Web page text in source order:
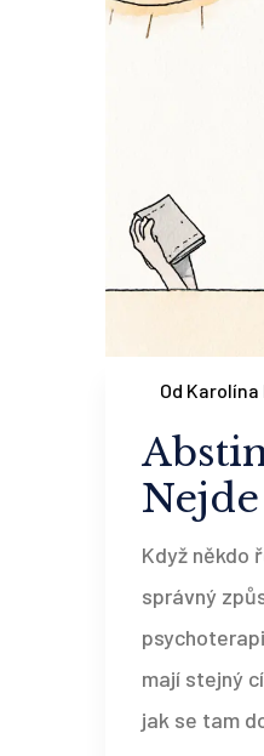
Od
Když někdo
správný
mají stejný
jak se tam